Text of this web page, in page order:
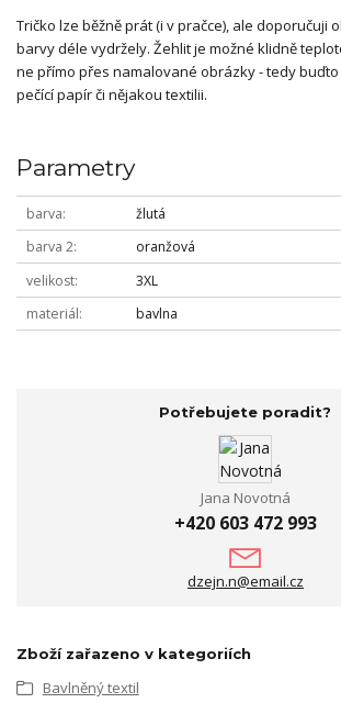
Tričko lze běžně prát (i v pračce), ale doporučuji
barvy déle vydržely. Žehlit je možné klidně
ne přímo přes namalované obrázky - tedy
pečící papír či nějakou textilii.
Parametry
barva
žlutá
barva 2
oranžová
velikost
3XL
materiál
bavlna
Potřebujete poradit?
Jana Novotná
+420 603 472 993
dzejn.n@email.cz
Zboží zařazeno v kategoriích
Bavlněný textil